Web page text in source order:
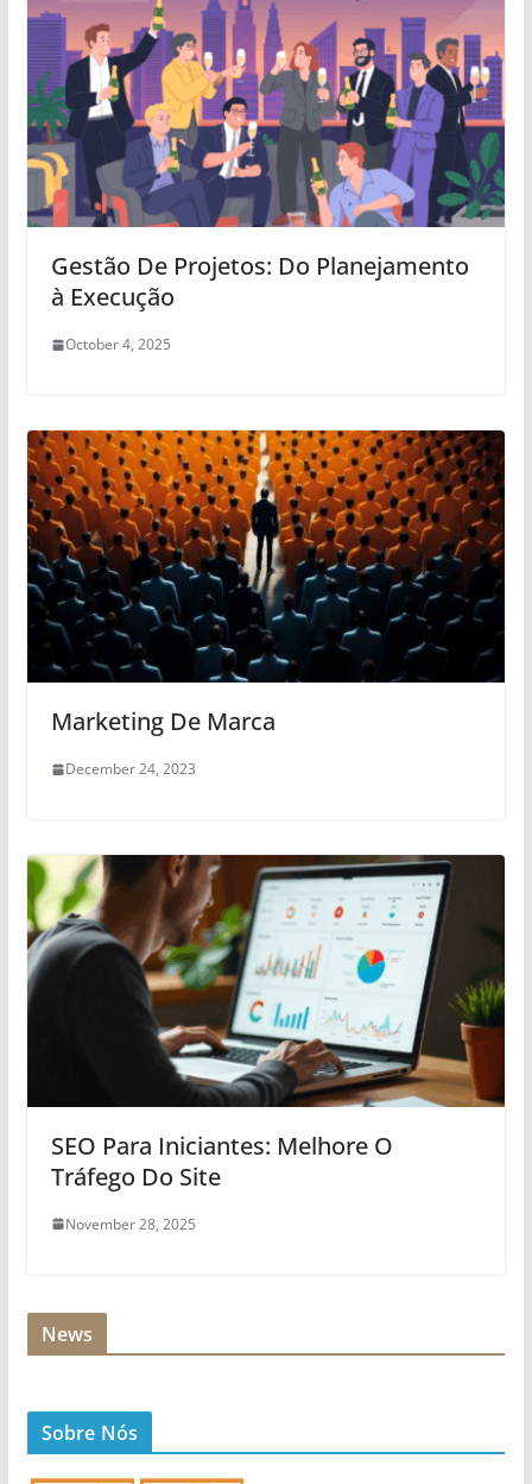
Gestão De Projetos: Do Planejamento
à Execução
October 4, 2025
Marketing De Marca
December 24, 2023
SEO Para Iniciantes: Melhore O
Tráfego Do Site
November 28, 2025
News
Sobre Nós